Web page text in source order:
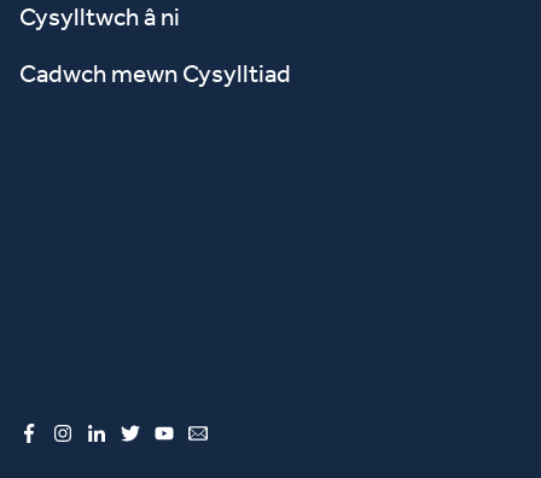
Cysylltwch â ni
Cadwch mewn Cysylltiad